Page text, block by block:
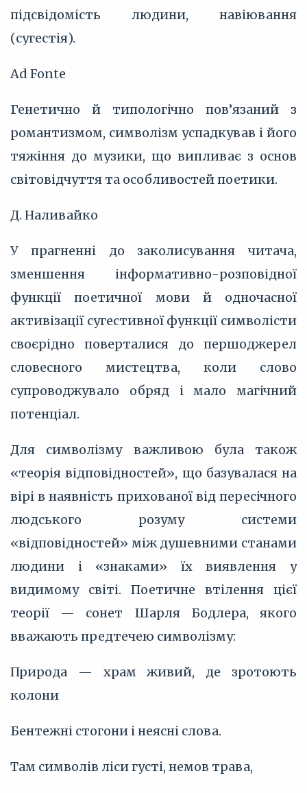
підсвідомість людини, навіювання
(сугестія).
Ad Fonte
Генетично й типологічно пов’язаний з
романтизмом, символізм успадкував і його
тяжіння до музики, що випливає з основ
світовідчуття та особливостей поетики.
Д. Наливайко
У прагненні до заколисування читача,
зменшення інформативно-розповідної
функції поетичної мови й одночасної
активізації сугестивної функції символісти
своєрідно поверталися до першоджерел
словесного мистецтва, коли слово
супроводжувало обряд і мало магічний
потенціал.
Для символізму важливою була також
«теорія відповідностей», що базувалася на
вірі в наявність прихованої від пересічного
людського розуму системи
«відповідностей» між душевними станами
людини і «знаками» їх виявлення у
видимому світі. Поетичне втілення цієї
теорії — сонет Шарля Бодлера, якого
вважають предтечею символізму:
Природа — храм живий, де зротоють
колони
Бентежні стогони і неясні слова.
Там символів ліси густі, немов трава,